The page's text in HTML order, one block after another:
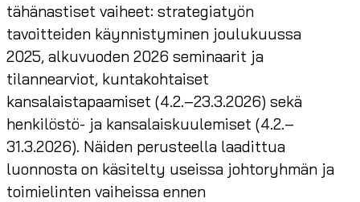
tähänastiset vaiheet: strategiatyön
tavoitteiden käynnistyminen joulukuussa
2025, alkuvuoden 2026 seminaarit ja
tilannearviot, kuntakohtaiset
kansalaistapaamiset (4.2.–23.3.2026) sekä
henkilöstö- ja kansalaiskuulemiset (4.2.–
31.3.2026). Näiden perusteella laadittua
luonnosta on käsitelty useissa johtoryhmän ja
toimielinten vaiheissa ennen